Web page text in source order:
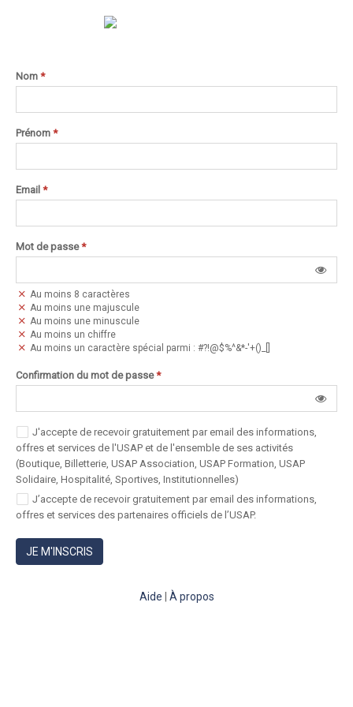
Nom *
Prénom *
Email *
Mot de passe*
Au moins 8 caractères
Au moins une majuscule
Au moins une minuscule
Au moins un chiffre
Au moins un caractère spécial parmi : #?!@$%^&*-'+()_[]
Confirmation du mot de passe*
J'accepte de recevoir gratuitement par email des informations,
offres et services de l'USAP et de l'ensemble de ses activités
(Boutique, Billetterie, USAP Association, USAP Formation, USAP
Solidaire, Hospitalité, Sportives, Institutionnelles)
J’accepte de recevoir gratuitement par email des informations,
offres et services des partenaires officiels de l’USAP.
JE M'INSCRIS
Aide À propos